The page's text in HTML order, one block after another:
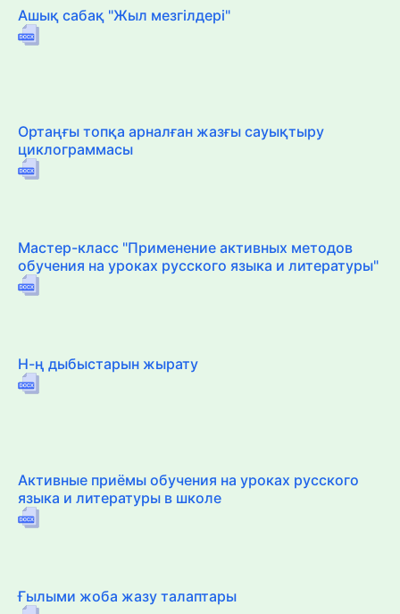
Ашық сабақ "Жыл мезгілдері"
Ортаңғы топқа арналған жазғы сауықтыру
циклограммасы
Мастер-класс "Применение активных методов
обучения на уроках русского языка и литературы"
Н-ң дыбыстарын жырату
Активные приёмы обучения на уроках русского
языка и литературы в школе
Ғылыми жоба жазу талаптары